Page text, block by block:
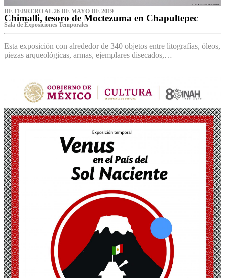
DE FEBRERO AL 26 DE MAYO DE 2019
Chimalli, tesoro de Moctezuma en Chapultepec
Sala de Exposiciones Temporales
Esta exposición con alrededor de 340 objetos entre litografías, óleos,
piezas arqueológicas, armas, ejemplares disecados,…